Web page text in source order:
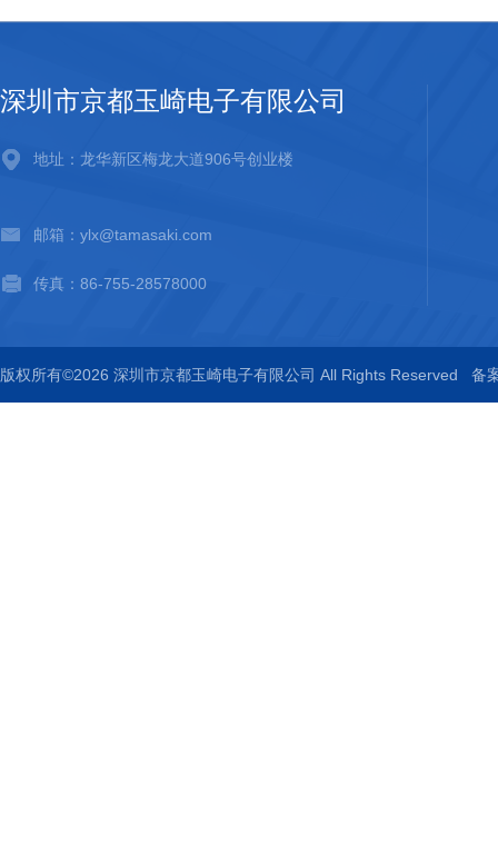
深圳市京都玉崎电子有限公司
地址：龙华新区梅龙大道906号创业楼
邮箱：ylx@tamasaki.com
传真：86-755-28578000
版权所有©2026 深圳市京都玉崎电子有限公司 All Rights Reserved 备